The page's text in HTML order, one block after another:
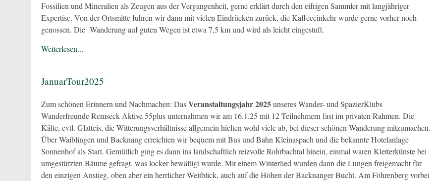
Fossilien und Mineralien als Zeugen aus der Vergangenheit, gerne erklärt durch den eifrigen Sammler mit langjähriger
Expertise. Von der Ortsmitte fuhren wir dann mit vielen Eindrücken zurück, die Kaffeeeinkehr wurde gerne vorher noch
genossen. Die Wanderung auf guten Wegen ist etwa 7,5 km und wird als leicht eingestuft.
Weiterlesen...
JanuarTour2025
Zum schönen Erinnern und Nachmachen: DasVeranstaltungsjahr 2025unseres Wander- und SpazierKlubs
Wanderfreunde Remseck Aktive 55plus unternahmen wir am 16.1.25 mit 12 Teilnehmern fast im privaten Rahmen. Die
Kälte, evtl. Glatteis, die Witterungsverhältnisse allgemein hielten wohl viele ab, bei dieser schönen Wanderung mitzumachen.
Über Waiblingen und Backnang erreichten wir bequem mit Bus und Bahn Kleinaspach und die bekannte Hotelanlage
Sonnenhof als Start. Gemütlich ging es dann ins landschaftlich reizvolle Rohrbachtal hinein, einmal waren Kletterkünste bei
umgestürzten Bäume gefragt, was locker bewältigt wurde. Mit einem Winterlied wurden dann die Lungen freigemacht für
den einzigen Anstieg, oben aber ein herrlicher Weitblick, auch auf die Höhen der Backnanger Bucht. Am Föhrenberg vorbei